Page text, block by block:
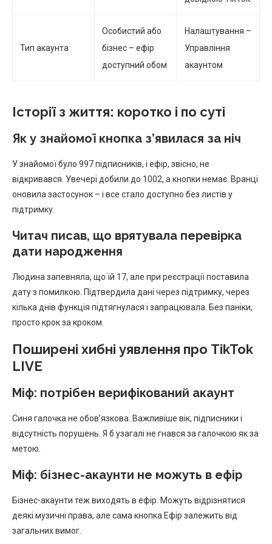
Тип акаунта
Особистий або
бізнес – ефір
доступний обом
Налаштування –
Управління
акаунтом
Історії з життя: коротко і по суті
Як у знайомої кнопка з’явилася за ніч
У знайомої було 997 підписників, і ефір, звісно, не
відкривався. Увечері добили до 1002, а кнопки немає. Вранці
оновила застосунок – і все стало доступно без листів у
підтримку.
Читач писав, що врятувала перевірка
дати народження
Людина запевняла, що їй 17, але при реєстрації поставила
дату з помилкою. Підтвердила дані через підтримку, через
кілька днів функція підтягнулася і запрацювала. Без паніки,
просто крок за кроком.
Поширені хибні уявлення про TikTok
LIVE
Міф: потрібен верифікований акаунт
Синя галочка не обов’язкова. Важливіше вік, підписники і
відсутність порушень. Я б узагалі не гнався за галочкою як за
метою.
Міф: бізнес-акаунти не можуть в ефір
Бізнес-акаунти теж виходять в ефір. Можуть відрізнятися
деякі музичні права, але сама кнопка Ефір залежить від
загальних вимог.